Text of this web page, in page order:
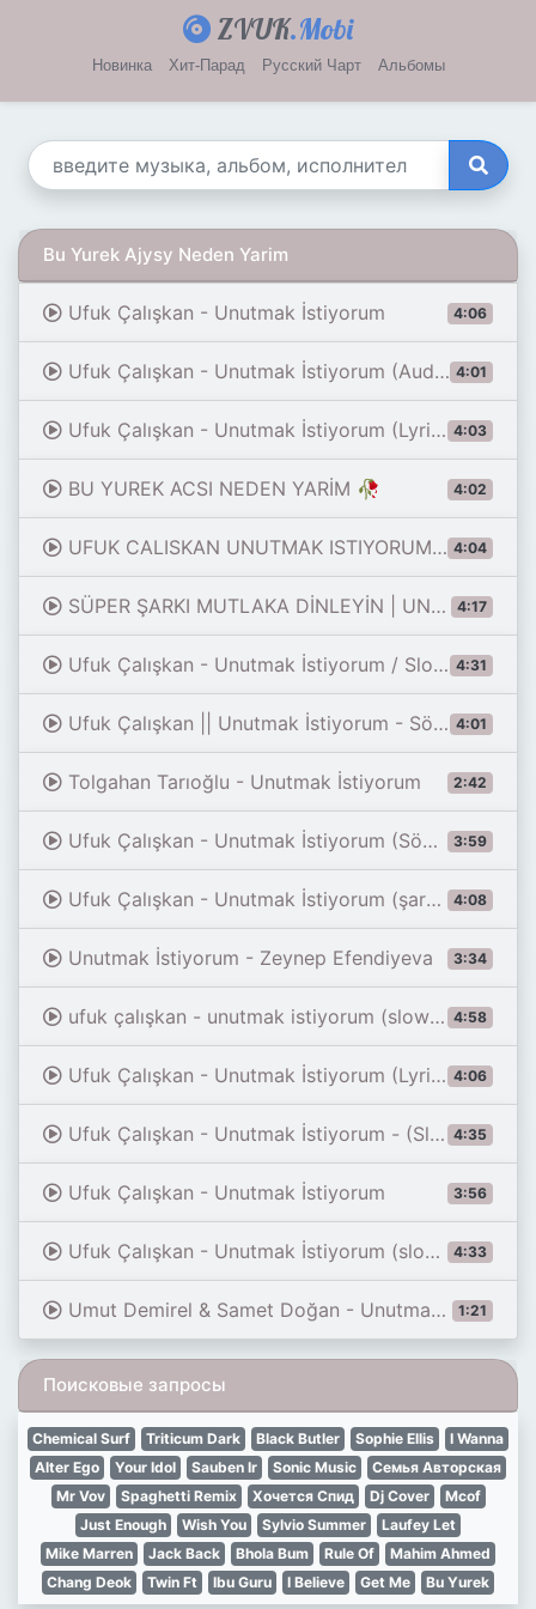
ZVUK.Mobi
Новинка Хит-Парад Русский Чарт Альбомы
Bu Yurek Ajysy Neden Yarim
4:06
Ufuk Çalışkan - Unutmak İstiyorum
4:01
Ufuk Çalışkan - Unutmak İstiyorum (Audio)
4:03
Ufuk Çalışkan - Unutmak İstiyorum (Lyrics)
4:02
BU YUREK ACSI NEDEN YARİM 🥀
4:04
UFUK CALISKAN UNUTMAK ISTIYORUM FULL VERSION)
4:17
SÜPER ŞARKI MUTLAKA DİNLEYİN | UNUTMAK İSTİYORUM | 2020
4:31
Ufuk Çalışkan - Unutmak İstiyorum / Slowed + Reverb + Sözleri
4:01
Ufuk Çalışkan || Unutmak İstiyorum - Sözleri (Lyrics)
2:42
Tolgahan Tarıoğlu - Unutmak İstiyorum
3:59
Ufuk Çalışkan - Unutmak İstiyorum (Sözleriyle)
4:08
Ufuk Çalışkan - Unutmak İstiyorum (şarkı sözleri)
3:34
Unutmak İstiyorum - Zeynep Efendiyeva
4:58
ufuk çalışkan - unutmak istiyorum (slowed & reverb)
4:06
Ufuk Çalışkan - Unutmak İstiyorum (Lyrics)
4:35
Ufuk Çalışkan - Unutmak İstiyorum - (Slowed & Reverb)
3:56
Ufuk Çalışkan - Unutmak İstiyorum
4:33
Ufuk Çalışkan - Unutmak İstiyorum (slowed + reverb)
1:21
Umut Demirel & Samet Doğan - Unutmak İstiyorum
Поисковые запросы
Chemical Surf Triticum Dark Black Butler Sophie Ellis
I Wanna
Alter Ego
Your Idol Sauben Ir Sonic Music
Семья Авторская
Mr Vov
Spaghetti Remix Хочется Спид Dj Cover
Mcof
Just Enough
Wish You Sylvio Summer
Laufey Let
Mike Marren
Jack Back Bhola Bum Rule Of
Mahim Ahmed
Chang Deok
Twin Ft Ibu Guru I Believe Get Me Bu Yurek